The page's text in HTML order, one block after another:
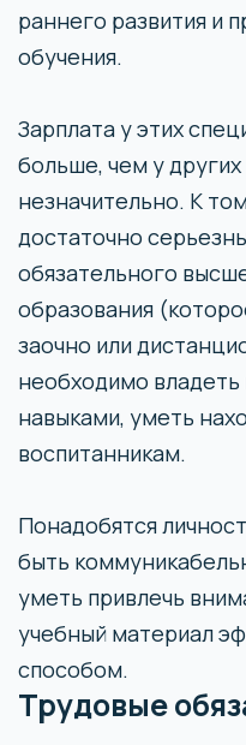
раннего развития и
обучения.
Зарплата у этих
больше, чем у других
незначительно. К
достаточно
обязательного
образования
заочно или
необходимо владеть
навыками, уметь
воспитанникам.
Понадобятся
быть
уметь привлечь
учебный материал
способом.
Трудовые